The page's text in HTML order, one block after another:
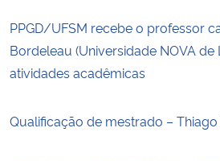
PPGD/UFSM recebe o professor
Bordeleau (Universidade NOVA
atividades acadêmicas
Qualificação de mestrado –